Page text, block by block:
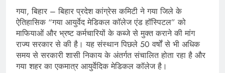
गया, बिहार – बिहार प्रदेश कांग्रेस कमिटी ने गया जिले के
ऐतिहासिक “गया आयुर्वेद मेडिकल कॉलेज एंड हॉस्पिटल” को
माफियाओं और भ्रष्ट कर्मचारियों के कब्जे से मुक्त कराने की मांग
राज्य सरकार से की है। यह संस्थान पिछले 50 वर्षों से भी अधिक
समय से सरकारी शासी निकाय के अंतर्गत संचालित होता रहा है और
गया शहर का एकमात्र आयुर्वेदिक मेडिकल कॉलेज है।